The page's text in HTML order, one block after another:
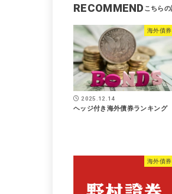
RECOMMEND
海外債券
2025.12.14
ヘッジ付き海外債券ランキング
海外債券